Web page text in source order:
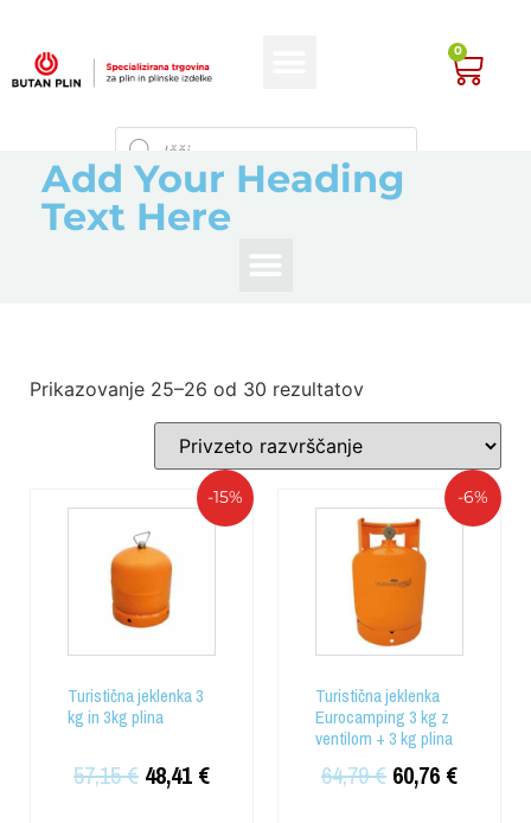
0
Add Your Heading
Text Here
Prikazovanje 25–26 od 30 rezultatov
-15%
Turistična jeklenka 3
kg in 3kg plina
57,15€ 48,41 €
-6%
Turistična jeklenka
Eurocamping 3 kg z
ventilom + 3 kg plina
64,79€ 60,76 €